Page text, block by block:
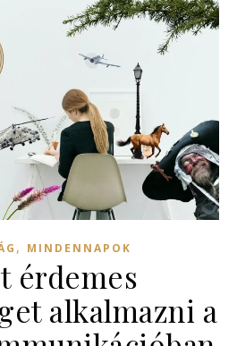
, MINDENNAPOK
érdemes
alkalmazni a